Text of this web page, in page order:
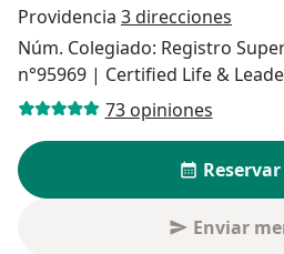
Providencia 3 direcciones
Núm. Colegiado: Registro
n°95969 | Certified Life &
73 opiniones
Enviar